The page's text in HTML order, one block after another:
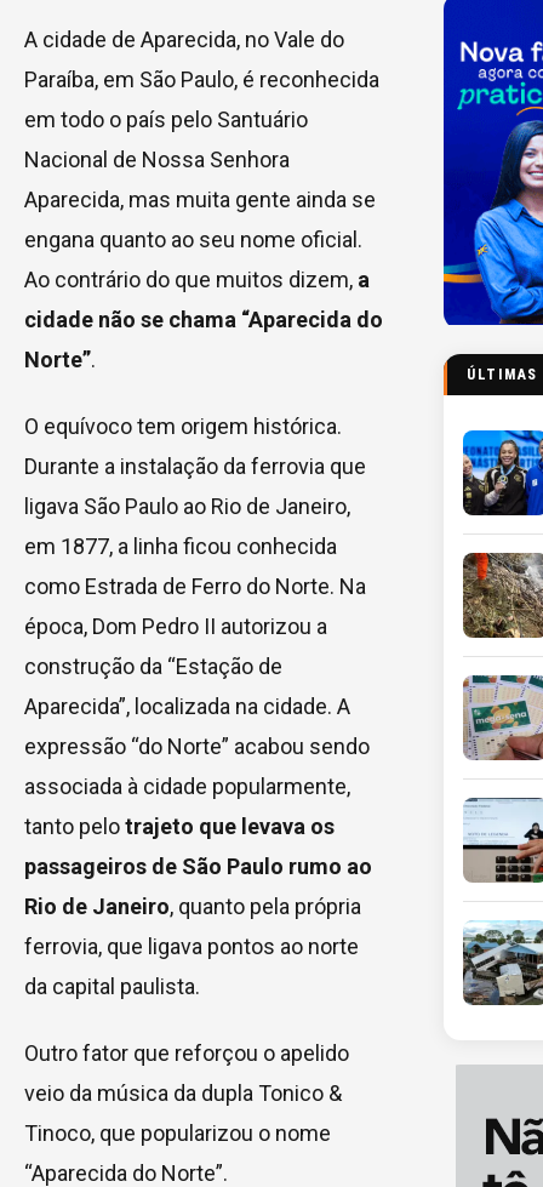
A cidade de Aparecida, no Vale do
Paraíba, em São Paulo, é reconhecida
em todo o país pelo Santuário
Nacional de Nossa Senhora
Aparecida, mas muita gente ainda se
engana quanto ao seu nome oficial.
Ao contrário do que muitos dizem, a
cidade não se chama “Aparecida do
Norte”.
O equívoco tem origem histórica.
Durante a instalação da ferrovia que
ligava São Paulo ao Rio de Janeiro,
em 1877, a linha ficou conhecida
como Estrada de Ferro do Norte. Na
época, Dom Pedro II autorizou a
construção da “Estação de
Aparecida”, localizada na cidade. A
expressão “do Norte” acabou sendo
associada à cidade popularmente,
tanto pelotrajeto que levava os
passageiros de São Paulo rumo ao
Rio de Janeiro, quanto pela própria
ferrovia, que ligava pontos ao norte
da capital paulista.
Outro fator que reforçou o apelido
veio da música da dupla Tonico &
Tinoco, que popularizou o nome
“Aparecida do Norte”.